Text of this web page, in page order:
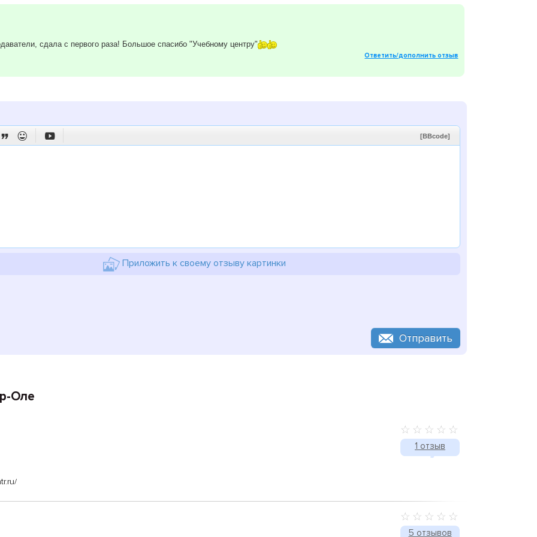
сдала с первого раза! Большое спасибо "Учебному центру"
Ответить/дополнить отзыв
   [BBcode]
Приложить к своему отзыву картинки
Отправить
Оле
1 отзыв
5 отзывов